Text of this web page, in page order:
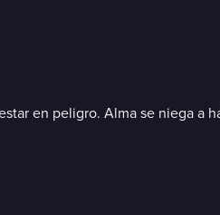
en peligro. Alma se niega